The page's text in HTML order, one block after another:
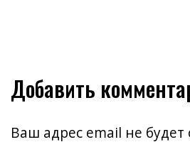
Добавить
Ваш адрес email не будет